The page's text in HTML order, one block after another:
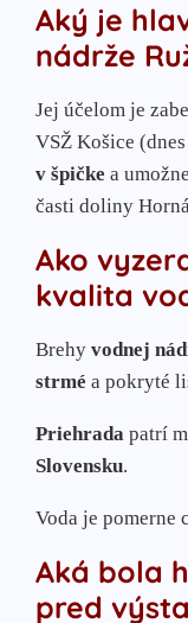
Aký je
nádrže
Jej účelom je
VSŽ Košice (dnes
v špičke a
časti doliny
Ako
kvalita
Brehy vodnej
strmé a pokryté
Priehrada patrí
Slovensku.
Voda je pomerne
Aká bola
pred